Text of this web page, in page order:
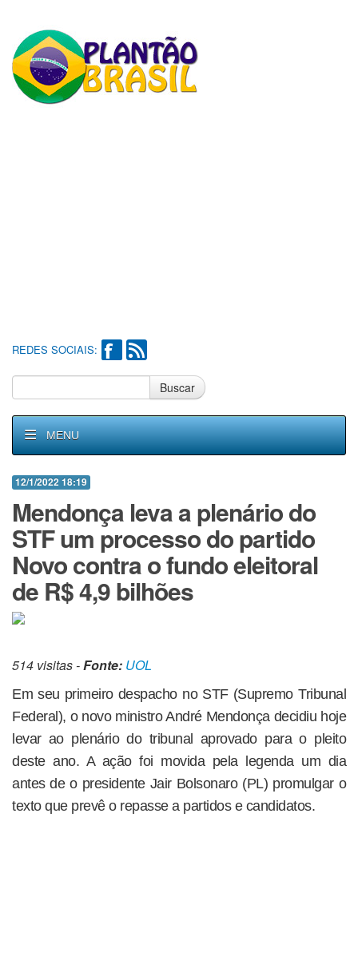
REDES SOCIAIS:
Buscar
MENU
12/1/2022 18:19
Mendonça leva a plenário do
STF um processo do partido
Novo contra o fundo eleitoral
de R$ 4,9 bilhões
514 visitas -Fonte: UOL
Em seu primeiro despacho no STF (Supremo Tribunal
Federal), o novo ministro André Mendonça decidiu hoje
levar ao plenário do tribunal aprovado para o pleito
deste ano. A ação foi movida pela legenda um dia
antes de o presidente Jair Bolsonaro (PL) promulgar o
texto que prevê o repasse a partidos e candidatos.